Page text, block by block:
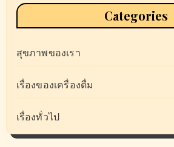
Categories
สุขภาพของเรา
เรื่องของเครื่องดื่ม
เรื่องทั่วไป